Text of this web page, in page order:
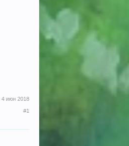
4 июн 2018
#1